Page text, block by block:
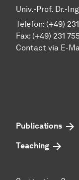
Univ.-Prof. Dr.-
Telefon: (+49)
Fax: (+49) 231
Contact via E-
Publications
Teaching